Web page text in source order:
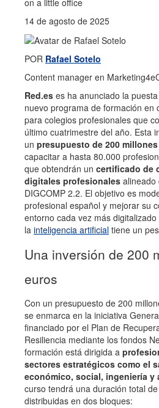
14 de agosto de 2025
POR Rafael Sotelo
Content manager en
Red.es es ha anunciado la
nuevo programa de formación en
para colegios profesionales que
último cuatrimestre del año. Esta
un presupuesto de 200
capacitar a hasta 80.000
que obtendrán un certificado de
digitales profesionales alineado
DIGCOMP 2.2. El objetivo es
profesional español y mejorar su
entorno cada vez más
la inteligencia artificial tiene un
Una inversión de 200
euros
Con un presupuesto de 200
se enmarca en la iniciativa
financiado por el Plan de
Resiliencia mediante los fondos
formación está dirigida a
sectores estratégicos como el
económico, social, ingeniería y
curso tendrá una duración total de
distribuidas en dos bloques: